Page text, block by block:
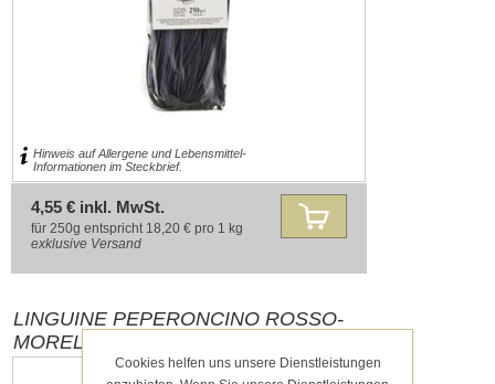
Hinweis auf Allergene und Lebensmittel-
Informationen im Steckbrief.
4,55 € inkl. MwSt.
für 250g entspricht 18,20 € pro 1 kg
exklusive Versand
LINGUINE PEPERONCINO ROSSO-
MORELLI 250G
Cookies helfen uns unsere Dienstleistungen